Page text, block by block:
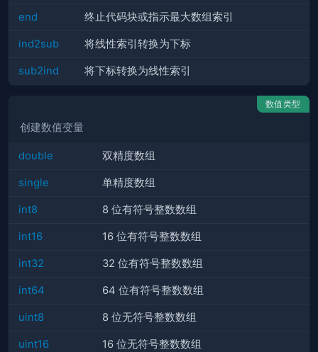
end 终止代码块或指示最大数组索引
ind2sub 将线性索引转换为下标
sub2ind 将下标转换为线性索引
数值类型
创建数值变量
double 双精度数组
single 单精度数组
int8 8 位有符号整数数组
int16 16 位有符号整数数组
int32 32 位有符号整数数组
int64 64 位有符号整数数组
uint8 8 位无符号整数数组
uint16 16 位无符号整数数组